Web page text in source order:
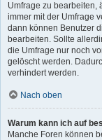
Umfrage zu bearbeiten,
immer mit der Umfrage
dann können Benutzer
bearbeiten. Sollte
die Umfrage nur noch
gelöscht werden.
verhindert werden.
Nach oben
Warum kann ich auf
Manche Foren können